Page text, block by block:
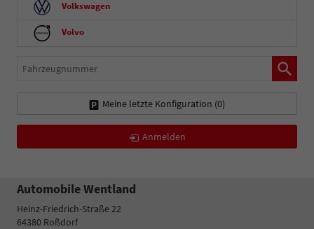
Volkswagen
Volvo
Fahrzeugnummer
Meine letzte Konfiguration (0)
Anmelden
Automobile Wentland
Heinz-Friedrich-Straße 22
64380 Roßdorf